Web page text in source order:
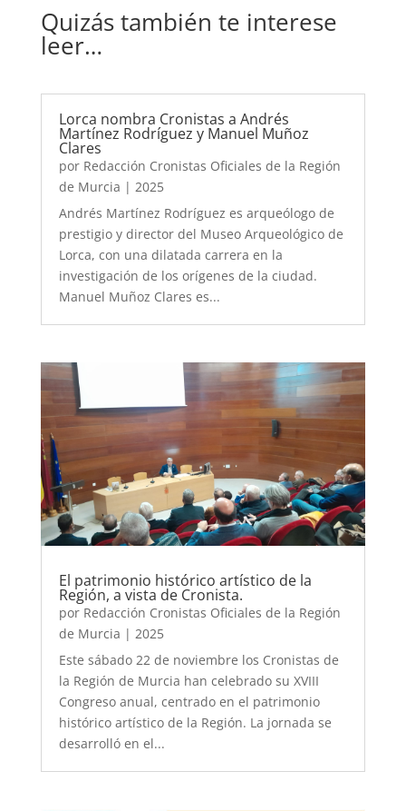
Quizás también te interese
leer…
Lorca nombra Cronistas a Andrés
Martínez Rodríguez y Manuel Muñoz
Clares
por Redacción Cronistas Oficiales de la Región
de Murcia | 2025
Andrés Martínez Rodríguez es arqueólogo de
prestigio y director del Museo Arqueológico de
Lorca, con una dilatada carrera en la
investigación de los orígenes de la ciudad.
Manuel Muñoz Clares es...
El patrimonio histórico artístico de la
Región, a vista de Cronista.
por Redacción Cronistas Oficiales de la Región
de Murcia | 2025
Este sábado 22 de noviembre los Cronistas de
la Región de Murcia han celebrado su XVIII
Congreso anual, centrado en el patrimonio
histórico artístico de la Región. La jornada se
desarrolló en el...